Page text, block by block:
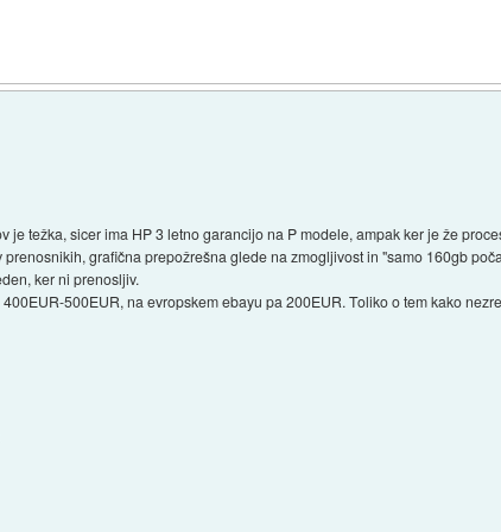
je težka, sicer ima HP 3 letno garancijo na P modele, ampak ker je že
grafična prepožrešna glede na zmogljivost in "samo 160gb
ker ni prenosljiv.
500EUR, na evropskem ebayu pa 200EUR. Toliko o tem kako